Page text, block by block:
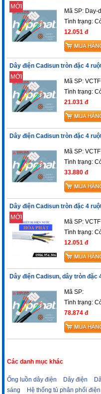
MỚI
Mã SP: Day-
Tình trạng:
12.051 đ
Dây điện Cadisun tròn đặc 4
MỚI
Mã SP:
Tình trạng:
21.031 đ
Dây điện Cadisun tròn đặc 4
Mã SP:
Tình trạng:
33.880 đ
Dây điện Cadisun tròn đặc 4
MỚI
Mã SP:
Tình trạng:
12.051 đ
Dây điện Cadisun, dây tròn đặc
Mã SP:
Tình trạng:
78.874 đ
Các danh mục khác
Ống luồn dây điện Dây điện
sáng
Hệ thống tủ phân phối điện